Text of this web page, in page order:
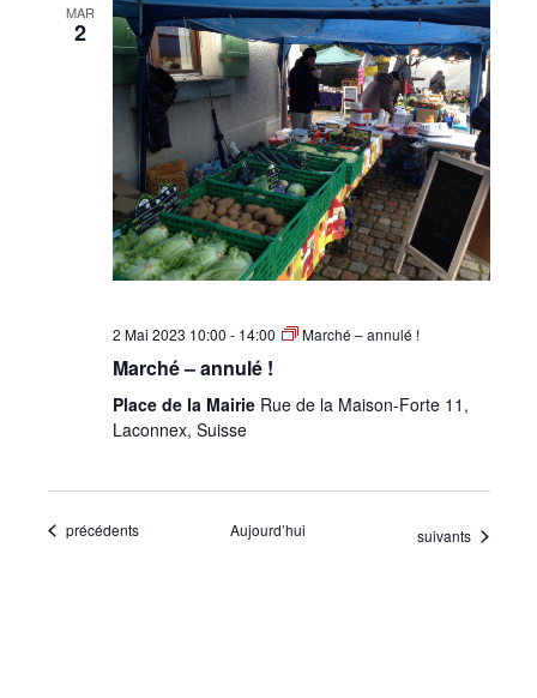
MAR
2
2 Mai 2023 10:00 - 14:00 Marché – annulé !
Marché – annulé !
Place de la Mairie Rue de la Maison-Forte 11,
Laconnex, Suisse
Évènements
précédents Aujourd’hui Évènements
suivants